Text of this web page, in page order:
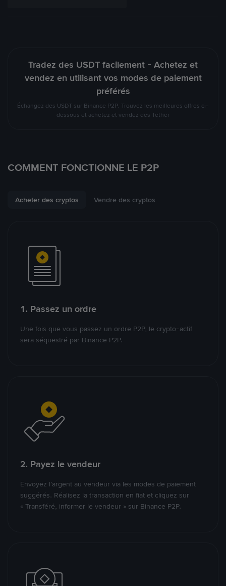
Tradez des USDT facilement - Achetez et
vendez en utilisant vos modes de paiement
préférés
Échangez des USDT sur Binance P2P. Trouvez les meilleures offres ci-
dessous et achetez et vendez des Tether
COMMENT FONCTIONNE LE P2P
Acheter des cryptos Vendre des cryptos
1. Passez un ordre
Une fois que vous passez un ordre P2P, le crypto-actif
sera séquestré par Binance P2P.
2. Payez le vendeur
Envoyez l’argent au vendeur via les modes de paiement
suggérés. Réalisez la transaction en fiat et cliquez sur
« Transféré, informer le vendeur » sur Binance P2P.